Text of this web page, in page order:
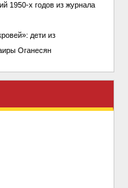
1950-х годов из журнала
дети из
Оганесян